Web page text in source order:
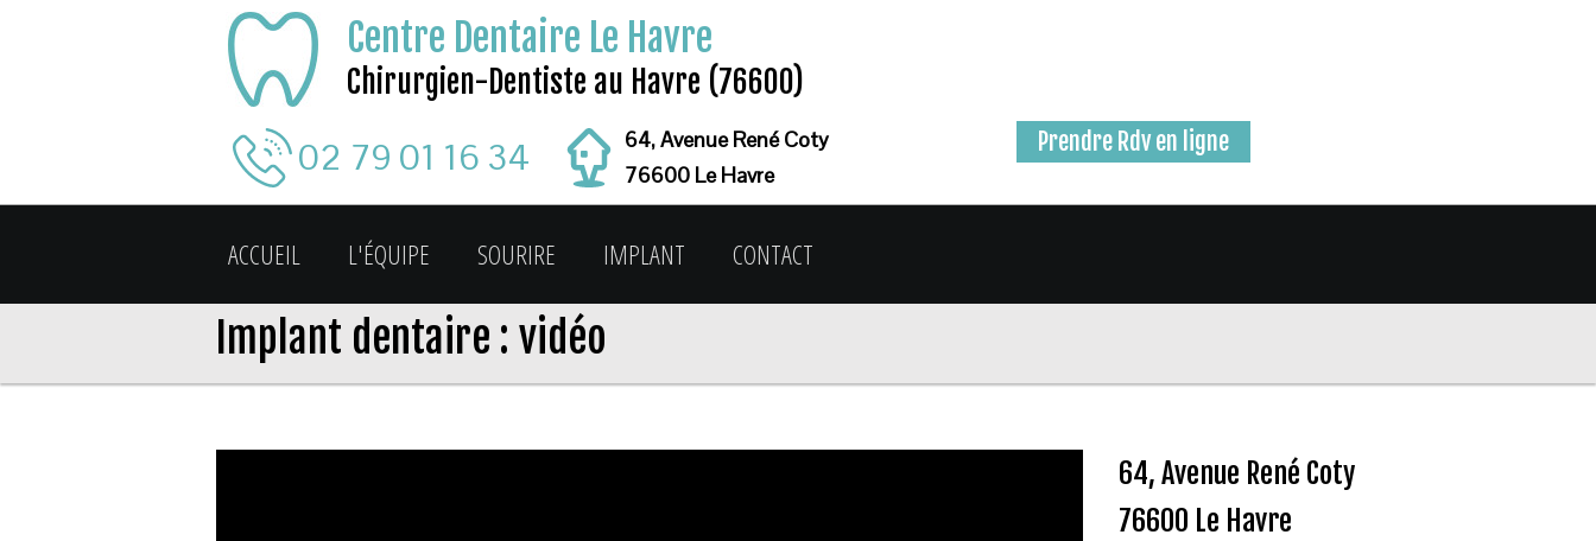
Centre Dentaire Le Havre
Chirurgien-Dentiste au Havre (76600)
02 79 01 16 34
64, Avenue René Coty
76600 Le Havre
Prendre Rdv en ligne
ACCUEIL L'ÉQUIPE SOURIRE IMPLANT CONTACT
Implant dentaire : vidéo
64, Avenue René Coty
76600 Le Havre